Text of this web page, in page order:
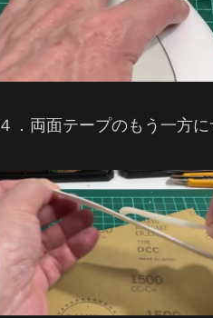
４．両面テープのもう一方